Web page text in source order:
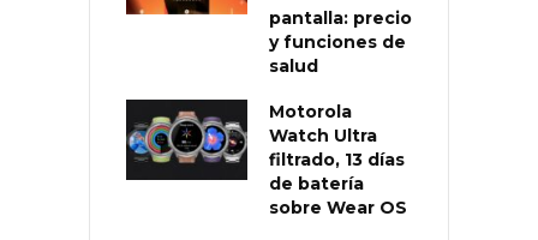
pantalla: precio
y funciones de
salud
Motorola
Watch Ultra
filtrado, 13 días
de batería
sobre Wear OS